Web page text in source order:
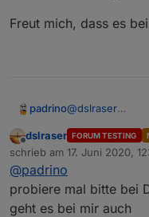
Freut mich, dass es
padrino@dslraser
Nacht aber echt
War froh, dass
(Frauchen
gepackt
Wollte auch
Aber, wenn es
machen", dann
Offline
dslraser FORUM TESTING
schrieb am 17. Juni 2020,
zuletzt editiert von dslraser
@padrino
probiere mal bitte bei
geht es bei mir auch